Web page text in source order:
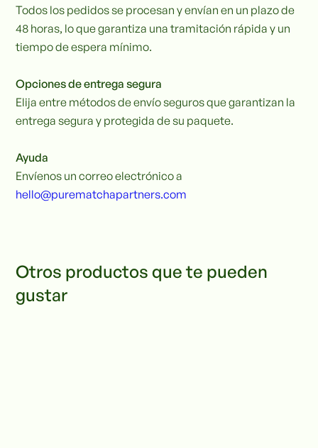
Todos los pedidos se procesan y envían en un plazo de
48 horas, lo que garantiza una tramitación rápida y un
tiempo de espera mínimo.
Opciones de entrega segura
Elija entre métodos de envío seguros que garantizan la
entrega segura y protegida de su paquete.
Ayuda
Envíenos un correo electrónico a
hello@purematchapartners.com
Otros productos que te pueden
gustar